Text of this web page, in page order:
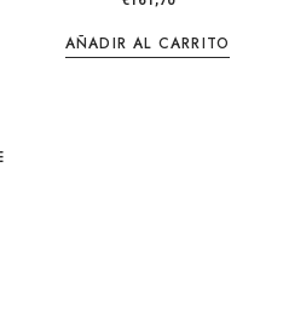
AÑADIR AL CARRITO